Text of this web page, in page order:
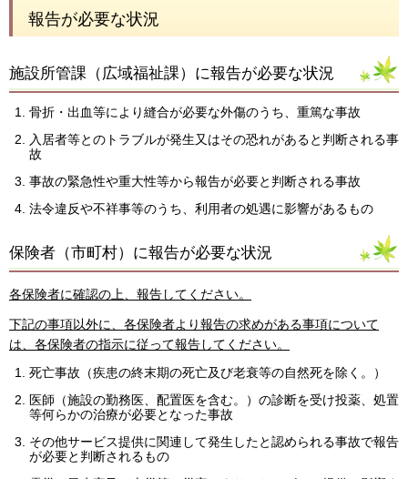
報告が必要な状況
施設所管課（広域福祉課）に報告が必要な状況
骨折・出血等により縫合が必要な外傷のうち、重篤な事故
入居者等とのトラブルが発生又はその恐れがあると判断される事
故
事故の緊急性や重大性等から報告が必要と判断される事故
法令違反や不祥事等のうち、利用者の処遇に影響があるもの
保険者（市町村）に報告が必要な状況
各保険者に確認の上、報告してください。
下記の事項以外に、各保険者より報告の求めがある事項について
は、各保険者の指示に従って報告してください。
死亡事故（疾患の終末期の死亡及び老衰等の自然死を除く。）
医師（施設の勤務医、配置医を含む。）の診断を受け投薬、処置
等何らかの治療が必要となった事故
その他サービス提供に関連して発生したと認められる事故で報告
が必要と判断されるもの